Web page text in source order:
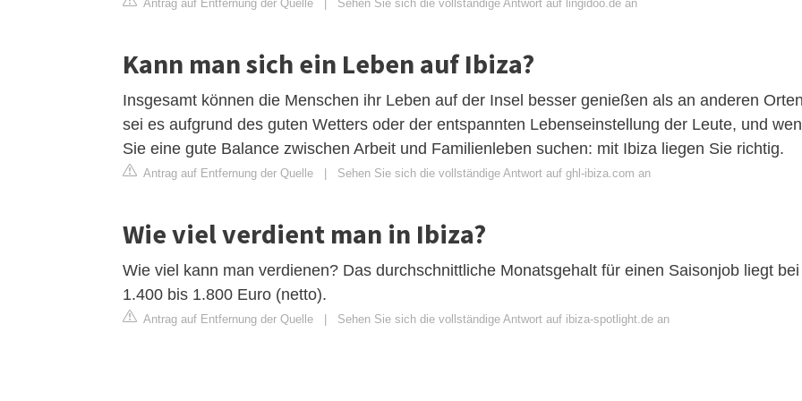
Antrag auf Entfernung der Quelle Sehen Sie sich die vollständige Antwort auf lingidoo.de an
Kann man sich ein Leben auf Ibiza?
Insgesamt können die Menschen ihr Leben auf der Insel besser genießen als an anderen
sei es aufgrund des guten Wetters oder der entspannten Lebenseinstellung der Leute, und
Sie eine gute Balance zwischen Arbeit und Familienleben suchen: mit Ibiza liegen Sie richtig.
Antrag auf Entfernung der Quelle | Sehen Sie sich die vollständige Antwort auf ghl-ibiza.com an
Wie viel verdient man in Ibiza?
Wie viel kann man verdienen? Das durchschnittliche Monatsgehalt für einen Saisonjob liegt bei
1.400 bis 1.800 Euro (netto).
Antrag auf Entfernung der Quelle | Sehen Sie sich die vollständige Antwort auf ibiza-spotlight.de an